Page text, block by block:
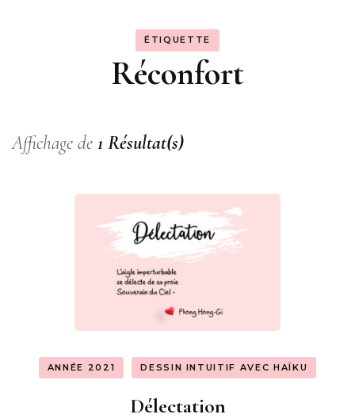
ÉTIQUETTE
Réconfort
Affichage de 1 Résultat(s)
ANNÉE 2021 DESSIN INTUITIF AVEC HAÏKU
Délectation